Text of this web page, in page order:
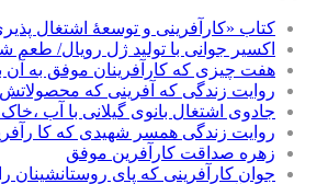
کتاب «کارآفرینی و توسعۀ اشتغال
اکسیر جوانی با تولید ژل رویال/
هفت چیزی که کارآفرینان موفق به آن
روایت زندگی که آفرینی که
جادوی اشتغال بانوی گیلانی با آب
روایت زندگی همسر شهیدی که کا
زهره صداقت کارآفرین موفق
جوان کارآفرینی که پای روستانشینان